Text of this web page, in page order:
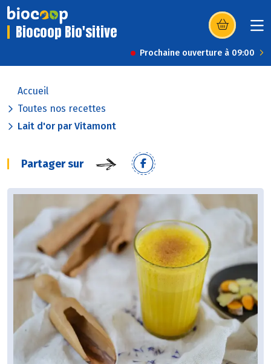
Biocoop Bio'sitive (s’ouvre dans
Prochaine ouverture à 09:00
Accueil
Toutes nos recettes
Lait d'or par Vitamont
Partager sur